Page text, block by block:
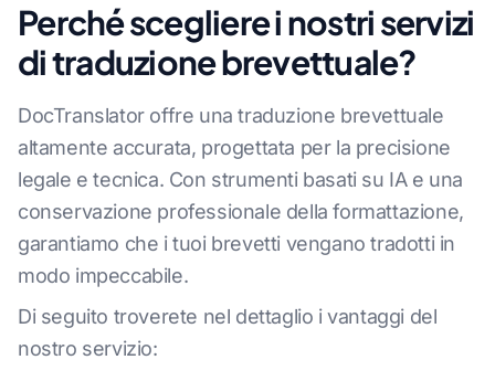
Perché scegliere i nostri servizi
di traduzione brevettuale?
DocTranslator offre una traduzione brevettuale
altamente accurata, progettata per la precisione
legale e tecnica. Con strumenti basati su IA e una
conservazione professionale della formattazione,
garantiamo che i tuoi brevetti vengano tradotti in
modo impeccabile.
Di seguito troverete nel dettaglio i vantaggi del
nostro servizio: